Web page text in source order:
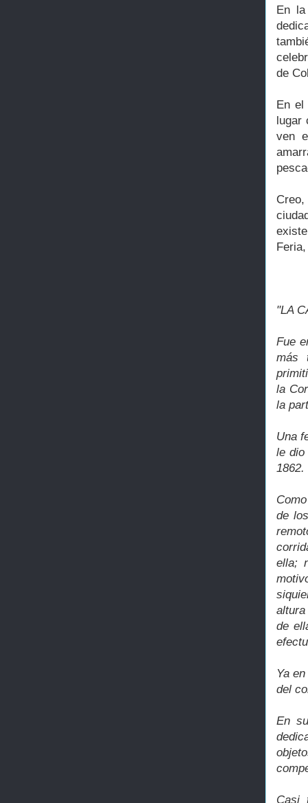
En
de
En el
lugar
ven
"LA
Fue
más
la
la
Una
le dio
1862.
de
ella;
de
Ya
del
En
Casi